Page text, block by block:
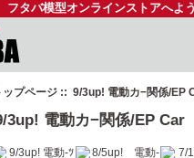
フタバ模型オンラインストアへよ
ップページ :: 9/3up! 電動カ−関係/EP
3up! 電動カ−関係/EP Car